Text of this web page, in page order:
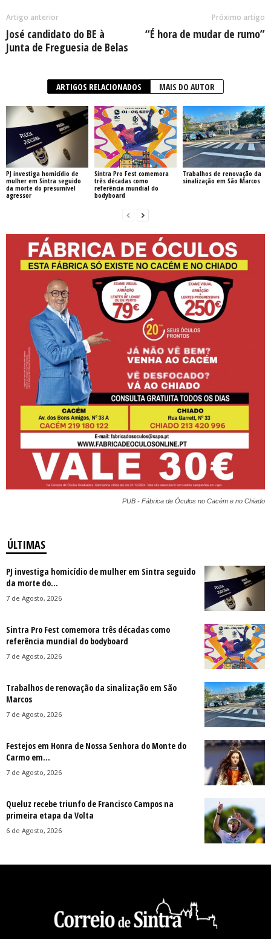
Artigo anterior
José candidato do BE à
Junta de Freguesia de Belas
Próximo artigo
“É hora de mudar de rumo”
ARTIGOS RELACIONADOS MAIS DO AUTOR
PJ investiga homicídio de
mulher em Sintra seguido
da morte do presumível
agressor
Sintra Pro Fest comemora
três décadas como
referência mundial do
bodyboard
Trabalhos de renovação da
sinalização em São Marcos
PUB - Fábrica de Óculos no Cacém e no Chiado
ÚLTIMAS
PJ investiga homicídio de mulher em Sintra seguido
da morte do...
7 de Agosto, 2026
Sintra Pro Fest comemora três décadas como
referência mundial do bodyboard
7 de Agosto, 2026
Trabalhos de renovação da sinalização em São
Marcos
7 de Agosto, 2026
Festejos em Honra de Nossa Senhora do Monte do
Carmo em...
7 de Agosto, 2026
Queluz recebe triunfo de Francisco Campos na
primeira etapa da Volta
6 de Agosto, 2026